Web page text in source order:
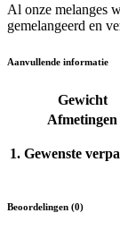
Al onze melanges
gemelangeerd en
Aanvullende informatie
Gewicht
Afmetingen
1. Gewenste
Beoordelingen (0)